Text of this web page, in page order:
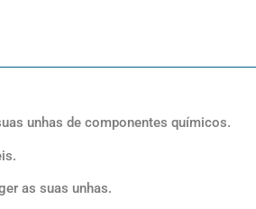
unhas de componentes químicos.
as suas unhas.